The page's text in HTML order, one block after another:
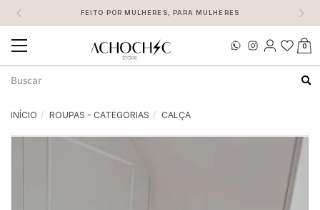
FEITO POR MULHERES, PARA MULHERES
Mudar
navegação
0
INÍCIO ROUPAS - CATEGORIAS CALÇA